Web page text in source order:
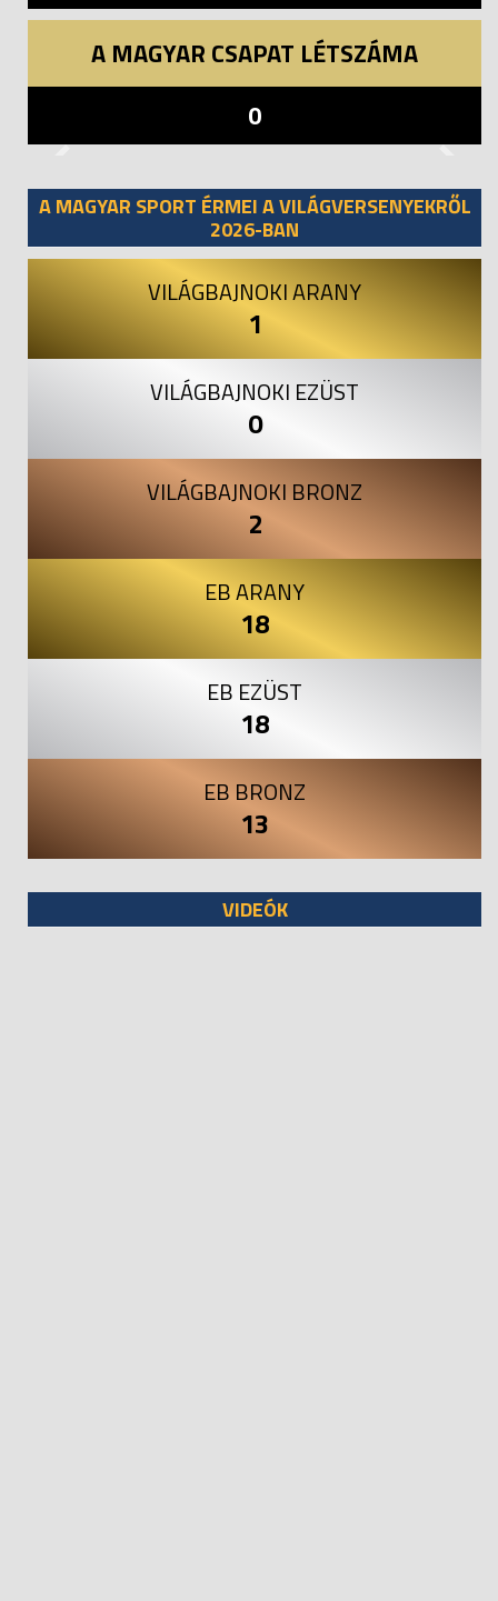
A MAGYAR CSAPAT LÉTSZÁMA
0
A MAGYAR SPORT ÉRMEI A VILÁGVERSENYEKRŐL
2026-BAN
VILÁGBAJNOKI ARANY
1
VILÁGBAJNOKI EZÜST
0
VILÁGBAJNOKI BRONZ
2
EB ARANY
18
EB EZÜST
18
EB BRONZ
13
VIDEÓK